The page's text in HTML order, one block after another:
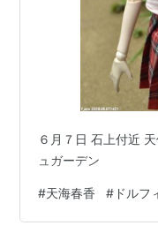
６月７日 石上付近
ュガーデン
#天海春香 # ドルフ